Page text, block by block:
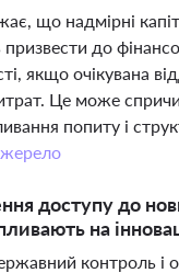
що надмірні
до
якщо очікувана
Це може
попиту і
доступу до
на
контроль і